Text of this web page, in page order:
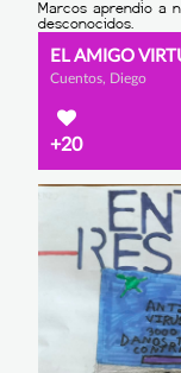
EL AMIGO
Cuentos, Diego
+20